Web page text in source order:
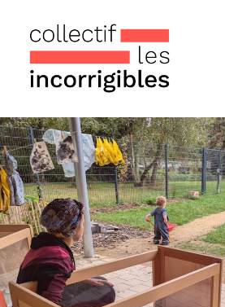
Accueil
Le collectif
Nos actualités
Notre « Incolettre » mensuelle